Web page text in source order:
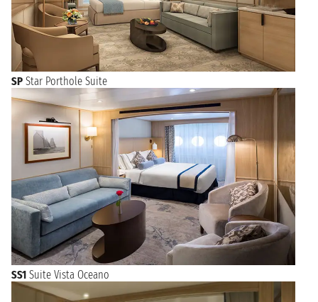
SP Star Porthole Suite
SS1 Suite Vista Oceano